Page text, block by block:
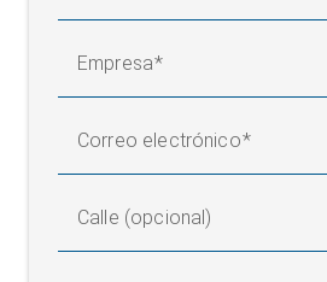
Empresa
Correo electrónico
Calle (opcional)